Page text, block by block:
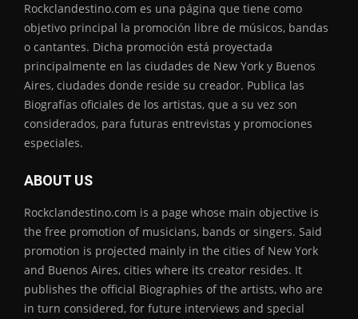
Rockclandestino.com es una página que tiene como
objetivo principal la promoción libre de músicos, bandas
o cantantes. Dicha promoción está proyectada
principalmente en las ciudades de New York y Buenos
Aires, ciudades donde reside su creador. Publica las
Biografías oficiales de los artistas, que a su vez son
considerados, para futuras entrevistas y promociones
especiales.
ABOUT US
Rockclandestino.com is a page whose main objective is
the free promotion of musicians, bands or singers. Said
promotion is projected mainly in the cities of New York
and Buenos Aires, cities where its creator resides. It
publishes the official Biographies of the artists, who are
in turn considered, for future interviews and special